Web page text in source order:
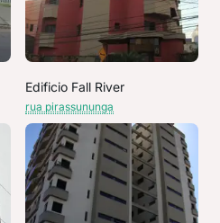
Edificio Fall River
rua pirassununga